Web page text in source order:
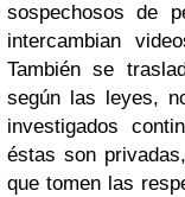
sospechosos de
intercambian
También se
según las leyes,
investigados
éstas son
que tomen las